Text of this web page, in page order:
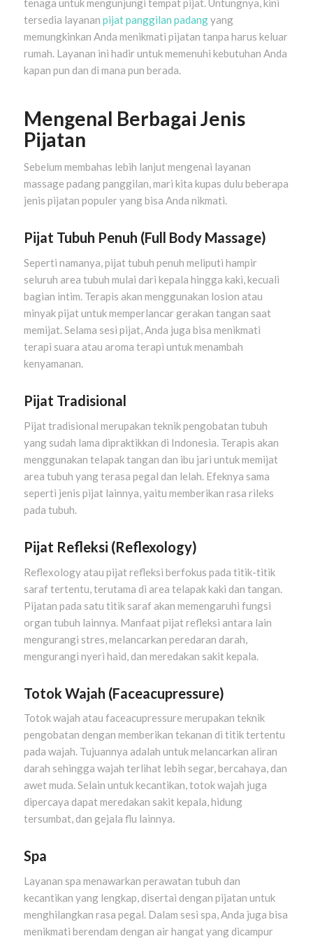
tersedia layanan pijat panggilan padangyang
memungkinkan Anda menikmati pijatan tanpa harus keluar
rumah. Layanan ini hadir untuk memenuhi kebutuhan Anda
kapan pun dan di mana pun berada.
Mengenal Berbagai Jenis
Pijatan
Sebelum membahas lebih lanjut mengenai layanan
massage padang panggilan, mari kita kupas dulu beberapa
jenis pijatan populer yang bisa Anda nikmati.
Pijat Tubuh Penuh (Full Body Massage)
Seperti namanya, pijat tubuh penuh meliputi hampir
seluruh area tubuh mulai dari kepala hingga kaki, kecuali
bagian intim. Terapis akan menggunakan losion atau
minyak pijat untuk memperlancar gerakan tangan saat
memijat. Selama sesi pijat, Anda juga bisa menikmati
terapi suara atau aroma terapi untuk menambah
kenyamanan.
Pijat Tradisional
Pijat tradisional merupakan teknik pengobatan tubuh
yang sudah lama dipraktikkan di Indonesia. Terapis akan
menggunakan telapak tangan dan ibu jari untuk memijat
area tubuh yang terasa pegal dan lelah. Efeknya sama
seperti jenis pijat lainnya, yaitu memberikan rasa rileks
pada tubuh.
Pijat Refleksi (Reflexology)
Reflexology atau pijat refleksi berfokus pada titik-titik
saraf tertentu, terutama di area telapak kaki dan tangan.
Pijatan pada satu titik saraf akan memengaruhi fungsi
organ tubuh lainnya. Manfaat pijat refleksi antara lain
mengurangi stres, melancarkan peredaran darah,
mengurangi nyeri haid, dan meredakan sakit kepala.
Totok Wajah (Faceacupressure)
Totok wajah atau faceacupressure merupakan teknik
pengobatan dengan memberikan tekanan di titik tertentu
pada wajah. Tujuannya adalah untuk melancarkan aliran
darah sehingga wajah terlihat lebih segar, bercahaya, dan
awet muda. Selain untuk kecantikan, totok wajah juga
dipercaya dapat meredakan sakit kepala, hidung
tersumbat, dan gejala flu lainnya.
Spa
Layanan spa menawarkan perawatan tubuh dan
kecantikan yang lengkap, disertai dengan pijatan untuk
menghilangkan rasa pegal. Dalam sesi spa, Anda juga bisa
menikmati berendam dengan air hangat yang dicampur